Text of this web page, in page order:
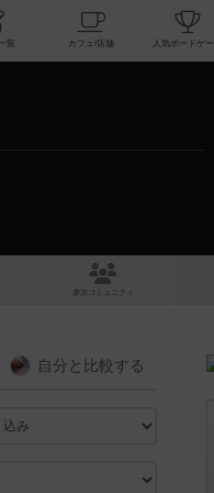
掲示板一覧 カフェ/店
コミュニティ
自分と 比較する